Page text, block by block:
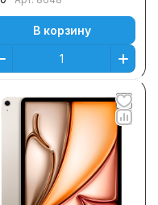
В корзину